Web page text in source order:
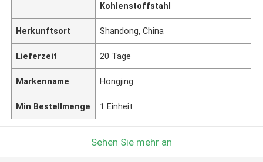
Kohlenstoffstahl
Herkunftsort Shandong, China
Lieferzeit 20 Tage
Markenname Hongjing
Min Bestellmenge 1 Einheit
Sehen Sie mehr an